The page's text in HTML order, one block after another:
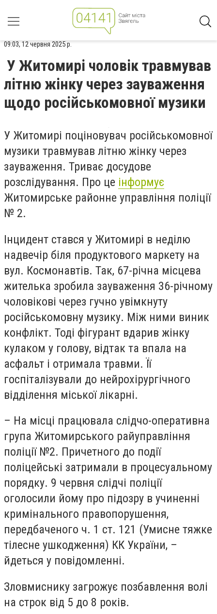
09:03, 12 червня 2025 р.
У Житомирі чоловік травмував
літню жінку через зауваження
щодо російськомовної музики
У Житомирі поціновувач російськомовної
музики травмував літню жінку через
зауваження. Триває досудове
розслідування. Про це інформує
Житомирське районне управління поліції
№ 2.
Інцидент стався у Житомирі в неділю
надвечір біля продуктового маркету на
вул. Космонавтів. Так, 67-річна місцева
жителька зробила зауваження 36-річному
чоловікові через гучно увімкнуту
російськомовну музику. Між ними виник
конфлікт. Тоді фігурант вдарив жінку
кулаком у голову, відтак та впала на
асфальт і отримала травми. Її
госпіталізували до нейрохірургічного
відділення міської лікарні.
– На місці працювала слідчо-оперативна
група Житомирського райуправління
поліції №2. Причетного до події
поліцейські затримали в процесуальному
порядку. 9 червня слідчі поліції
оголосили йому про підозру в учиненні
кримінального правопорушення,
передбаченого ч. 1 ст. 121 (Умисне тяжке
тілесне ушкодження) КК України, –
йдеться у повідомленні.
Зловмиснику загрожує позбавлення волі
на строк від 5 до 8 років.